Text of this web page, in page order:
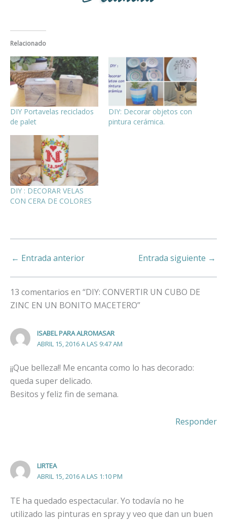
Relacionado
DIY Portavelas reciclados
de palet
DIY: Decorar objetos con
pintura cerámica.
DIY : DECORAR VELAS
CON CERA DE COLORES
← Entrada anterior Entrada siguiente →
13 comentarios en “DIY: CONVERTIR UN CUBO DE
ZINC EN UN BONITO MACETERO”
ISABEL PARA ALROMASAR
ABRIL 15, 2016 A LAS 9:47 AM
¡¡Que belleza!! Me encanta como lo has decorado:
queda super delicado.
Besitos y feliz fin de semana.
Responder
LIRTEA
ABRIL 15, 2016 A LAS 1:10 PM
TE ha quedado espectacular. Yo todavía no he
utilizado las pinturas en spray y veo que dan un buen